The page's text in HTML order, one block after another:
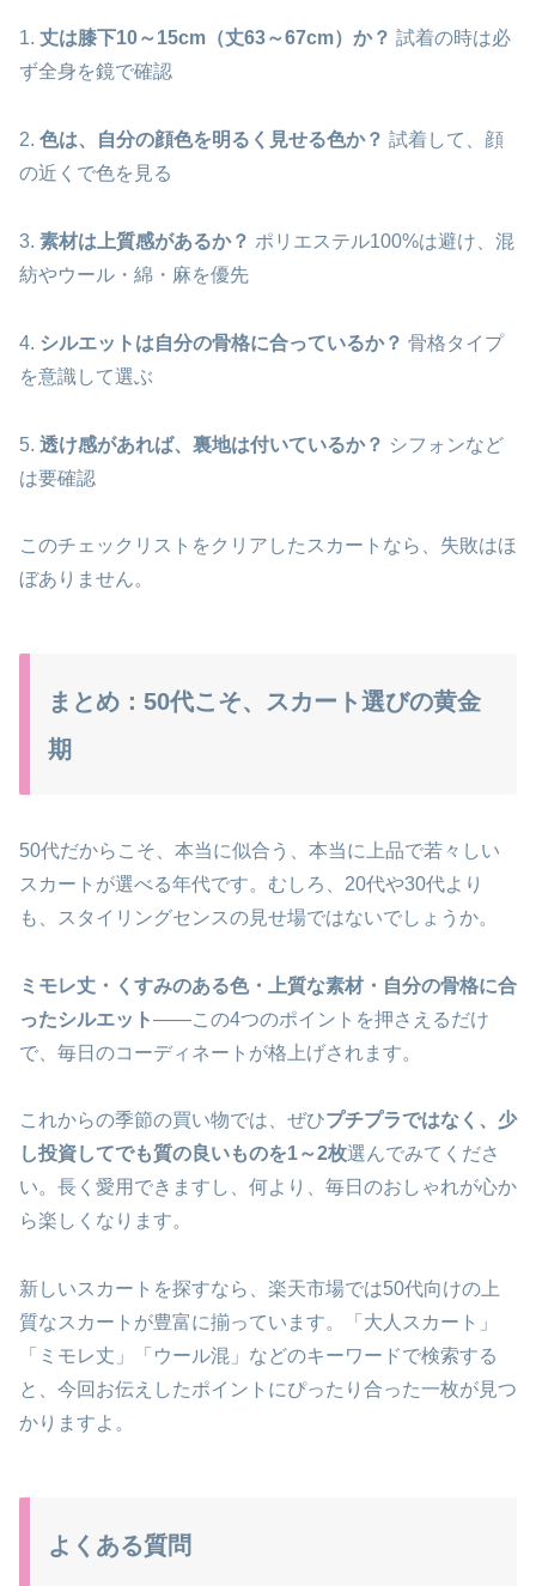
1. 丈は膝下10～15cm（丈63～67cm）か？ 試着の時は必
ず全身を鏡で確認
2. 色は、自分の顔色を明るく見せる色か？ 試着して、顔
の近くで色を見る
3. 素材は上質感があるか？ ポリエステル100%は避け、混
紡やウール・綿・麻を優先
4. シルエットは自分の骨格に合っているか？ 骨格タイプ
を意識して選ぶ
5. 透け感があれば、裏地は付いているか？ シフォンなど
は要確認
このチェックリストをクリアしたスカートなら、失敗はほ
ぼありません。
まとめ：50代こそ、スカート選びの黄金
期
50代だからこそ、本当に似合う、本当に上品で若々しい
スカートが選べる年代です。むしろ、20代や30代より
も、スタイリングセンスの見せ場ではないでしょうか。
ミモレ丈・くすみのある色・上質な素材・自分の骨格に合
ったシルエット——この4つのポイントを押さえるだけ
で、毎日のコーディネートが格上げされます。
これからの季節の買い物では、ぜひプチプラではなく、少
し投資してでも質の良いものを1～2枚選んでみてくださ
い。長く愛用できますし、何より、毎日のおしゃれが心か
ら楽しくなります。
新しいスカートを探すなら、楽天市場では50代向けの上
質なスカートが豊富に揃っています。「大人スカート」
「ミモレ丈」「ウール混」などのキーワードで検索する
と、今回お伝えしたポイントにぴったり合った一枚が見つ
かりますよ。
よくある質問